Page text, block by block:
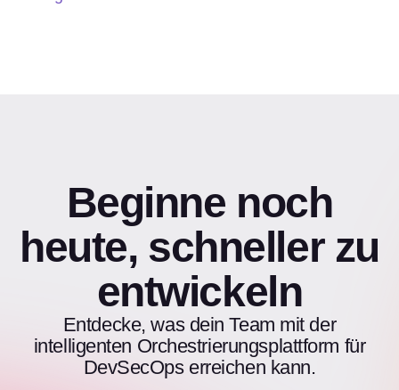
Beginne noch
heute, schneller zu
entwickeln
Entdecke, was dein Team mit der
intelligenten Orchestrierungsplattform für
DevSecOps erreichen kann.